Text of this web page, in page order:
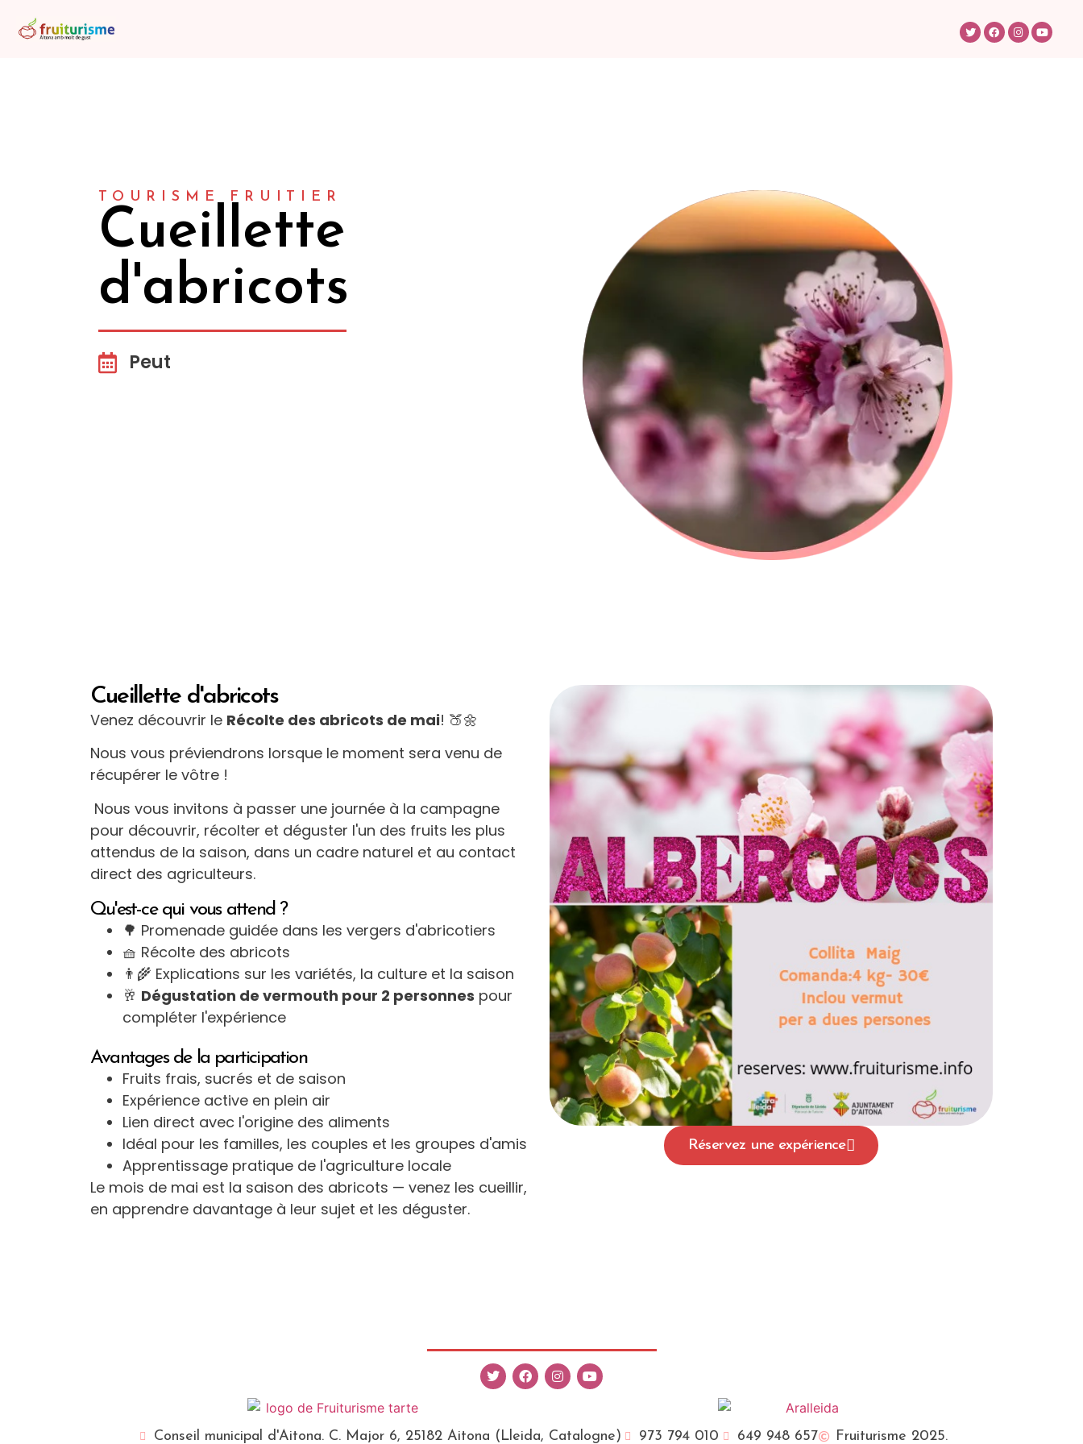
TOURISME FRUITIER
Cueillette
d'abricots
Peut
Cueillette d'abricots
Venez découvrir le Récolte des abricots de mai! 🍑🌼
Nous vous préviendrons lorsque le moment sera venu de
récupérer le vôtre !
Nous vous invitons à passer une journée à la campagne
pour découvrir, récolter et déguster l'un des fruits les plus
attendus de la saison, dans un cadre naturel et au contact
direct des agriculteurs.
Qu'est-ce qui vous attend ?
🌳 Promenade guidée dans les vergers d'abricotiers
🧺 Récolte des abricots
👨‍🌾 Explications sur les variétés, la culture et la saison
🥂 Dégustation de vermouth pour 2 personnes pour
compléter l'expérience
Avantages de la participation
Fruits frais, sucrés et de saison
Expérience active en plein air
Lien direct avec l'origine des aliments
Idéal pour les familles, les couples et les groupes d'amis
Apprentissage pratique de l'agriculture locale
Le mois de mai est la saison des abricots — venez les cueillir,
en apprendre davantage à leur sujet et les déguster.
Réservez une expérience
Conseil municipal d'Aitona. C. Major 6, 25182 Aitona (Lleida, Catalogne) 973 794 010 649 948 657 Fruiturisme 2025.